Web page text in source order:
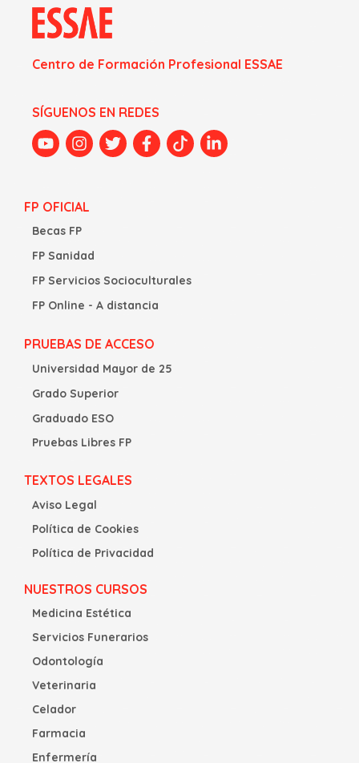
Centro de Formación Profesional ESSAE
SÍGUENOS EN REDES
FP OFICIAL
Becas FP
FP Sanidad
FP Servicios Socioculturales
FP Online - A distancia
PRUEBAS DE ACCESO
Universidad Mayor de 25
Grado Superior
Graduado ESO
Pruebas Libres FP
TEXTOS LEGALES
Aviso Legal
Política de Cookies
Política de Privacidad
NUESTROS CURSOS
Medicina Estética
Servicios Funerarios
Odontología
Veterinaria
Celador
Farmacia
Enfermería